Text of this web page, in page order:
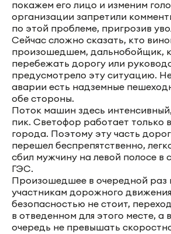
покажем его лицо и изменим
организации запретили
по этой проблеме, пригрозив
Сейчас сложно сказать, кто
произошедшем, дальнобойщик,
перебежать дорогу или
предусмотрело эту ситуацию.
аварии есть надземные
обе стороны.
Поток машин здесь
пик. Светофор работает только
города. Поэтому эту часть
перешел беспрепятственно,
сбил мужчину на левой полосе в
ГЭС.
Произошедшее в очередной раз
участникам дорожного
безопасностью не стоит,
в отведенном для этого месте, а
очередь не превышать